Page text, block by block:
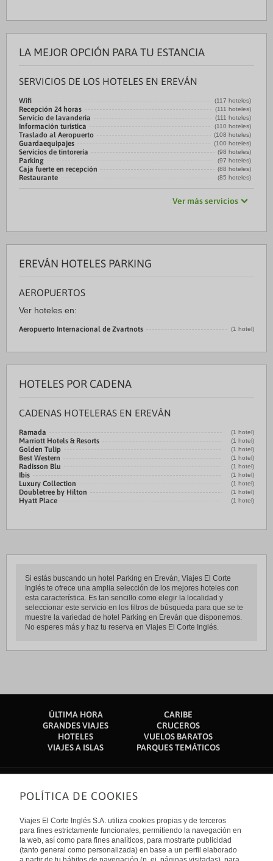
LA MEJOR OPCIÓN PARA TU ESTANCIA
SERVICIOS DE LOS HOTELES EN EREVÁN
Wifi (117 hoteles)
Recepción 24 horas (111 hoteles)
Servicio de lavandería (111 hoteles)
Información turística (110 hoteles)
Traslado al Aeropuerto (108 hoteles)
Guardaequipajes (100 hoteles)
Servicios de tintorería (98 hoteles)
Parking (97 hoteles)
Caja fuerte en recepción (88 hoteles)
Restaurante (85 hoteles)
Ver más servicios
EREVÁN HOTELES PARKING
AEROPUERTOS
Ver hoteles en:
Aeropuerto Internacional de Zvartnots (1 hotel)
HOTELES POR CADENA
CADENAS HOTELERAS EN EREVÁN
Ramada (1 hotel)
Marriott Hotels & Resorts (1 hotel)
Golden Tulip (1 hotel)
Best Western (1 hotel)
Radisson Blu (1 hotel)
Ibis (1 hotel)
Luxury Collection (1 hotel)
Doubletree by Hilton (1 hotel)
Hyatt Place (1 hotel)
Si estás buscando un hotel Parking en Ereván, Viajes El Corte
Inglés te ofrece una amplia selección de los mejores hoteles con
esta característica. Es tan sencillo como elegir la localidad y
seleccionar este servicio en los filtros de búsqueda para que se te
muestre la variedad de hotel Parking en Ereván que disponemos.
No esperes más y haz tu reserva en Viajes El Corte Inglés.
ÚLTIMA HORA
CARIBE
GRANDES VIAJES
CRUCEROS
HOTELES
VUELOS BARATOS
VIAJES A ISLAS
PARQUES TEMÁTICOS
Sobre nosotros
Quiénes somos
Financiación
Sostenibilidad
Turismo accesible
Tarjeta El Corte Inglés
Enlaces de interés
Guías de viaje
POLÍTICA DE COOKIES
Viajes El Corte Inglés S.A. utiliza cookies propias y de terceros
para fines estrictamente funcionales, permitiendo la navegación en
la web, así como para fines analíticos, para mostrarte publicidad
(tanto general como personalizada) en base a un perfil elaborado